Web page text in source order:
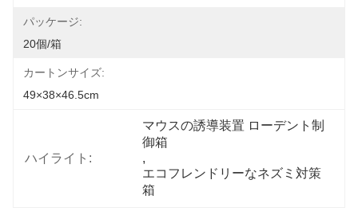
パッケージ:
20個/箱
カートンサイズ:
49×38×46.5cm
ハイライト:
マウスの誘導装置 ローデント制
御箱
,
エコフレンドリーなネズミ対策
箱